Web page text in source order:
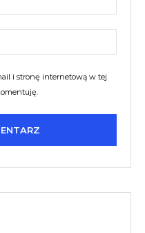
i stronę internetową w tej